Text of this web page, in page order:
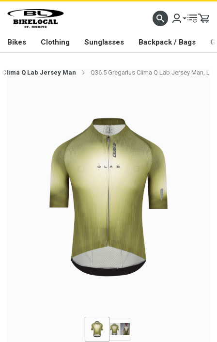
PASSION IN ALL WE DO
Bikes Clothing Sunglasses Backpack / Bags
Q Lab Jersey Man Q36.5 Gregarius Clima Q Lab Jersey Man, L